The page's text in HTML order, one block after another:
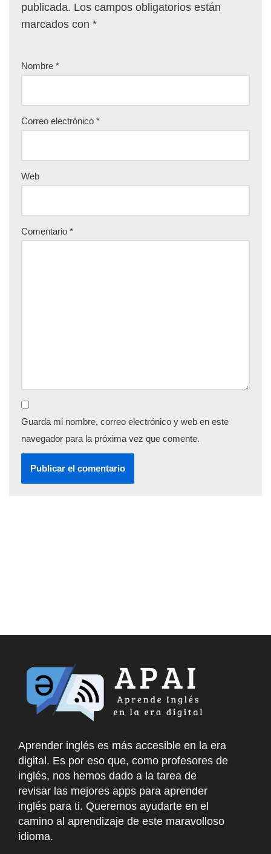
publicada. Los campos obligatorios están
marcados con *
Nombre *
Correo electrónico *
Web
Comentario *
Guarda mi nombre, correo electrónico y web en este
navegador para la próxima vez que comente.
Aprender inglés es más accesible en la era
digital. Es por eso que, como profesores de
inglés, nos hemos dado a la tarea de
revisar las mejores apps para aprender
inglés para ti. Queremos ayudarte en el
camino al aprendizaje de este maravolloso
idioma.